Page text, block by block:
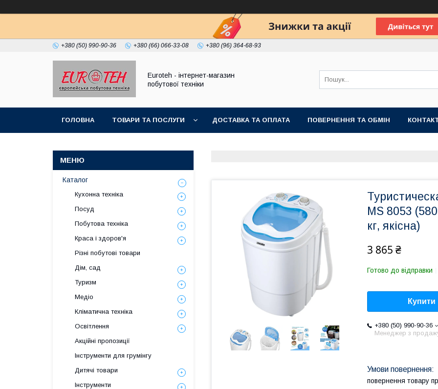
+380 (50) 990-90-36 +380 (66) 066-33-08 +380 (96) 364-68-93
Euroteh - інтернет-магазин
побутової техніки
ГОЛОВНА ТОВАРИ ТА ПОСЛУГИ ДОСТАВКА ТА ОПЛАТА ПОВЕРНЕННЯ ТА ОБМІН
MS 8053
кг, якісна)
3 865 ₴
Готово до відправки
Купити
+380 (50) 990-90-36
Менеджер з
повернення товару
Каталог
Кухонна техніка
Посуд
Побутова техніка
Краса і здоров'я
Різні побутові товари
Дім, сад
Туризм
Медіо
Кліматична техніка
Освітлення
Акційні пропозиції
Інструменти для грумінгу
Дитячі товари
Інструменти